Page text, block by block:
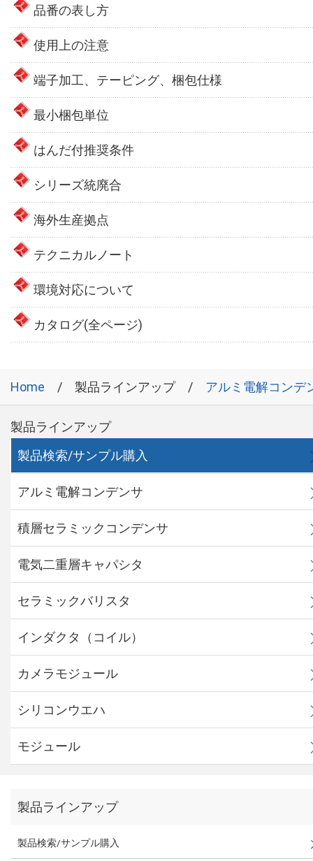
品番の表し方
使用上の注意
端子加工、テーピング、梱包仕様
最小梱包単位
はんだ付推奨条件
シリーズ統廃合
海外生産拠点
テクニカルノート
環境対応について
カタログ(全ページ)
Home 製品ラインアップ アルミ電解コンデ
製品ラインアップ
製品検索/サンプル購入
アルミ電解コンデンサ
積層セラミックコンデンサ
電気二重層キャパシタ
セラミックバリスタ
インダクタ（コイル）
カメラモジュール
シリコンウエハ
モジュール
製品ラインアップ
製品検索/サンプル購入